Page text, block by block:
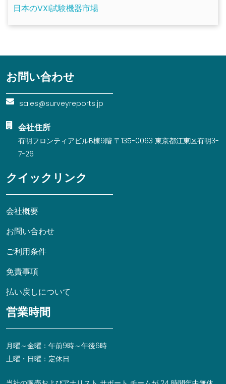
日本のVXI試験機器市場
お問い合わせ
sales@surveyreports.jp
会社住所
有明フロンティアビルB棟9階 〒135-0063 東京都江東区有明3-
7-26
クイックリンク
会社概要
お問い合わせ
ご利用条件
免責事項
払い戻しについて
営業時間
月曜～金曜：午前9時～午後6時
土曜・日曜：定休日